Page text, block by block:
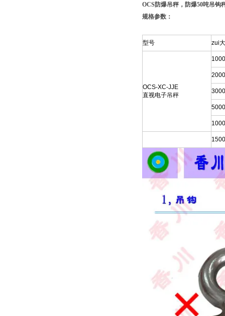
OCS防爆吊秤，防爆50吨吊钩
规格参数：
型号 zui
OCS-XC-JJE
直视电子吊秤